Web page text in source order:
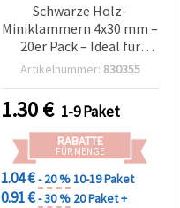
Schwarze Holz-
Miniklammern 4x30 mm –
20er Pack – Ideal für
Basteln, Fotohalter &
Geschenkverpackung
Artikelnummer: 830355
1.30€ 1-9 Paket
RABATTE
FÜR MENGE
1.04 €- 20 %10-19 Paket
0.91 €- 30 % 20 Paket +